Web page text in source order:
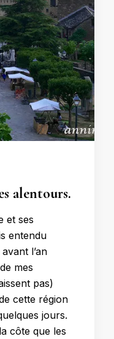
alentours.
et ses
entendu
l’an
mes
pas)
cette région
jours.
côte que les